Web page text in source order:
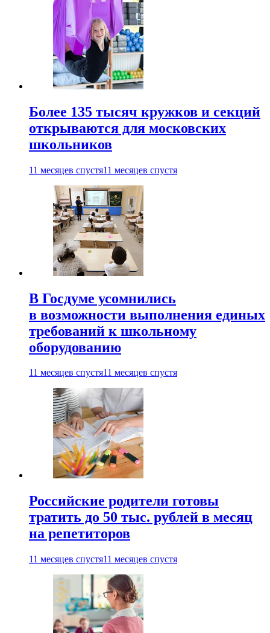
Более 135 тысяч кружков и секций
открываются для московских
школьников
11 месяцев спустя11 месяцев спустя
В Госдуме усомнились
в возможности выполнения единых
требований к школьному
оборудованию
11 месяцев спустя11 месяцев спустя
Российские родители готовы
тратить до 50 тыс. рублей в месяц
на репетиторов
11 месяцев спустя11 месяцев спустя